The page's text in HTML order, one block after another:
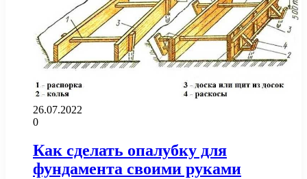
26.07.2022
0
Как сделать опалубку для
фундамента своими руками